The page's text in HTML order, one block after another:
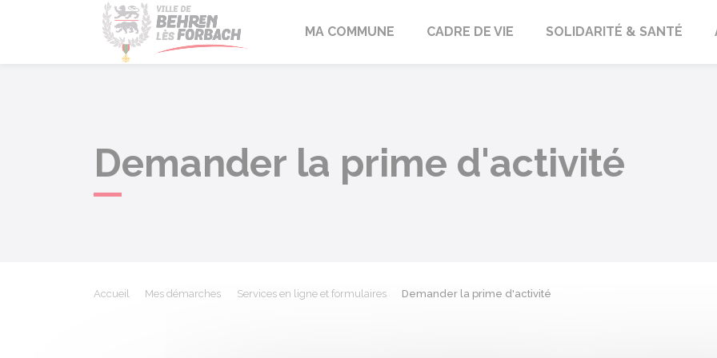
Behren-lès-Forbach
MA COMMUNE CADRE DE VIE SOLIDARITÉ & SANTÉ
Demander la prime d'activité
Accueil Mes démarches Services en ligne et formulaires Demander la prime d'activité